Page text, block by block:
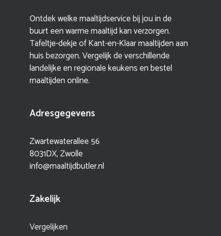
Ontdek welke maaltijdservice bij jou in de
buurt een warme maaltijd kan verzorgen.
Tafeltje-dekje of Kant-en-Klaar maaltijden aan
huis bezorgen. Vergelijk de verschillende
landelijke en regionale keukens en bestel
maaltijden online.
Adresgegevens
Zwartewaterallee 56
8031DX, Zwolle
info@maaltijdbutler.nl
Zakelijk
Vergelijken